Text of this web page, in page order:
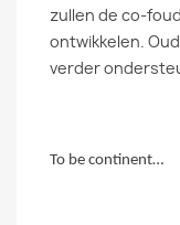
zullen de co-
ontwikkelen.
verder
To be continent…